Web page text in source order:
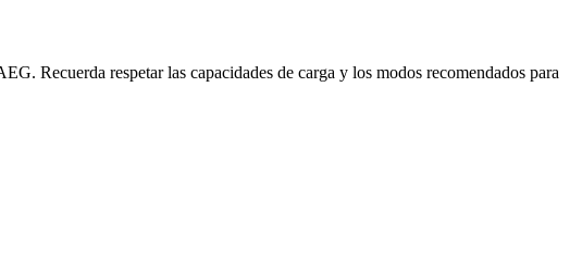
Recuerda respetar las capacidades de carga y los modos recomendados para